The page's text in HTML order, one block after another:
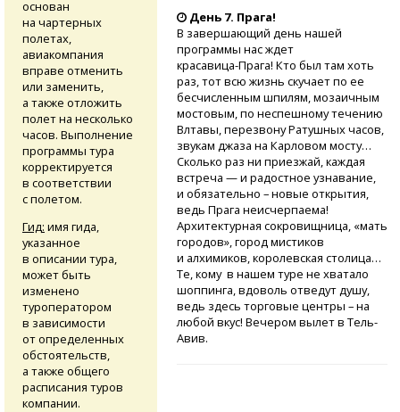
День 7. Прага!
В завершающий день нашей
программы нас ждет
красавица-Прага! Кто был там хоть
раз, тот всю жизнь скучает по ее
бесчисленным шпилям, мозаичным
мостовым, по неспешному течению
Влтавы, перезвону Ратушных часов,
звукам джаза на Карловом мосту…
Сколько раз ни приезжай, каждая
встреча — и радостное узнавание,
и обязательно – новые открытия,
ведь Прага неисчерпаема!
Архитектурная сокровищница, «мать
городов», город мистиков
и алхимиков, королевская столица…
Те, кому в нашем туре не хватало
шоппинга, вдоволь отведут душу,
ведь здесь торговые центры – на
любой вкус! Вечером вылет в Тель-
Авив.
основан
на чартерных
полетах,
авиакомпания
вправе отменить
или заменить,
а также отложить
полет на несколько
часов. Выполнение
программы тура
корректируется
в соответствии
с полетом.
Гид: имя гида,
указанное
в описании тура,
может быть
изменено
туроператором
в зависимости
от определенных
обстоятельств,
а также общего
расписания туров
компании.